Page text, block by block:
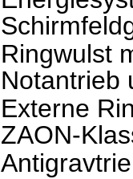
Ringwulst
Notantrieb
Externe
ZAON-